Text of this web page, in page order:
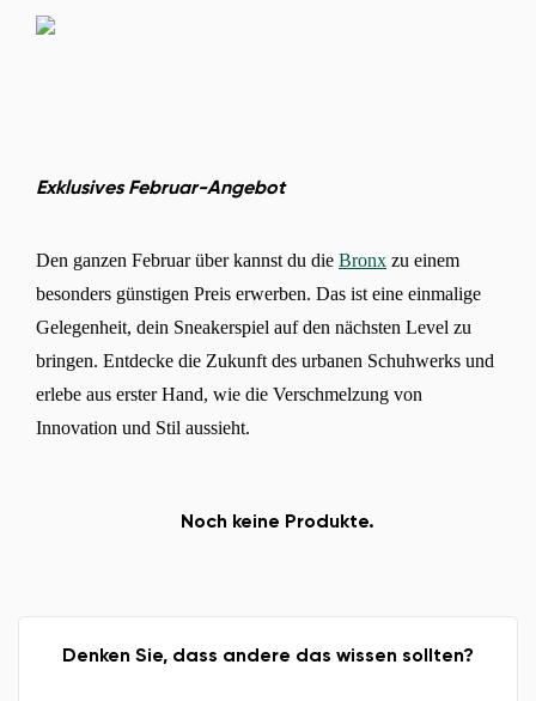
Exklusives Februar-Angebot
Den ganzen Februar über kannst du die Bronx zu einem
besonders günstigen Preis erwerben. Das ist eine einmalige
Gelegenheit, dein Sneakerspiel auf den nächsten Level zu
bringen. Entdecke die Zukunft des urbanen Schuhwerks und
erlebe aus erster Hand, wie die Verschmelzung von
Innovation und Stil aussieht.
Noch keine Produkte.
Denken Sie, dass andere das wissen sollten?